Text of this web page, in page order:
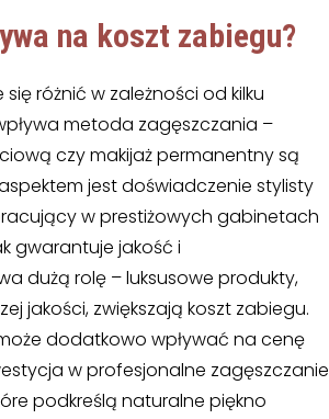
na koszt zabiegu?
różnić w zależności od kilku
metoda zagęszczania –
czy makijaż permanentny są
jest doświadczenie stylisty
w prestiżowych gabinetach
gwarantuje jakość i
dużą rolę – luksusowe produkty,
jakości, zwiększają koszt zabiegu.
dodatkowo wpływać na cenę
w profesjonalne zagęszczanie
podkreślą naturalne piękno